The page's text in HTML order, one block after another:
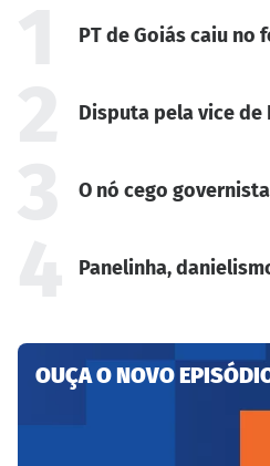
PT de Goiás caiu no
Disputa pela vice de
O nó cego
Panelinha,
OUÇA O NOVO